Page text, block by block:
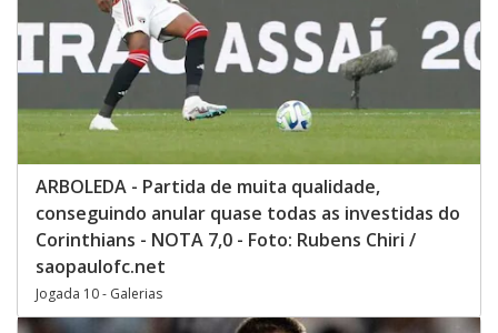
ARBOLEDA - Partida de muita qualidade,
conseguindo anular quase todas as investidas do
Corinthians - NOTA 7,0 - Foto: Rubens Chiri /
saopaulofc.net
Jogada 10 - Galerias